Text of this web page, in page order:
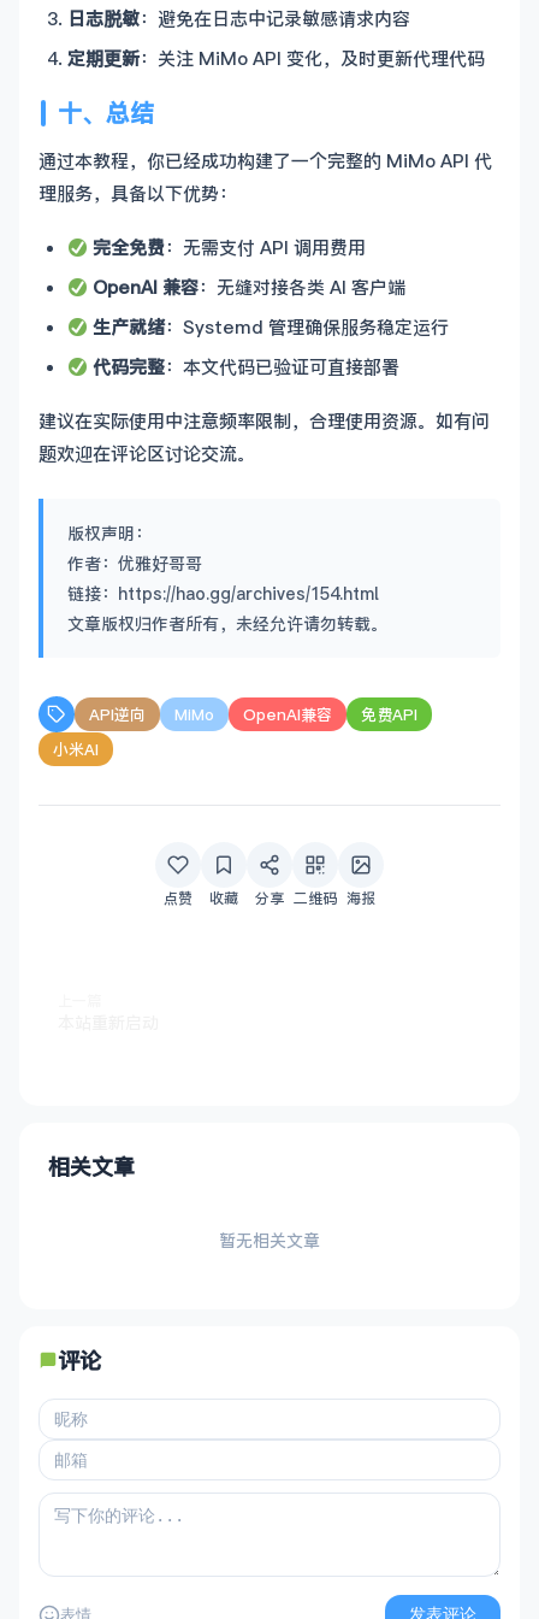
日志脱敏：避免在日志中记录敏感请求内容
定期更新：关注 MiMo API 变化，及时更新代理代码
十、总结
通过本教程，你已经成功构建了一个完整的 MiMo API 代
理服务，具备以下优势：
完全免费：无需支付 API 调用费用
OpenAI 兼容：无缝对接各类 AI 客户端
生产就绪：Systemd 管理确保服务稳定运行
代码完整：本文代码已验证可直接部署
建议在实际使用中注意频率限制，合理使用资源。如有问
题欢迎在评论区讨论交流。
版权声明：
作者：优雅好哥哥
链接：https://hao.gg/archives/154.html
文章版权归作者所有，未经允许请勿转载。
API逆向 MiMo OpenAI兼容
免费API
小米AI
点赞 收藏 分享 二维码 海报
相关文章
暂无相关文章
评论
表情 发表评论